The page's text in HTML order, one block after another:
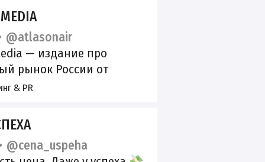
Instagram и Telegram
Для связи
@atlasonair
— издание про
рынок России от
и фанатов
А+:
snet/67aa8c7a3
& PR
@cena_uspeha